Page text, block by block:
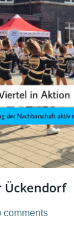
Ückendorf
comments